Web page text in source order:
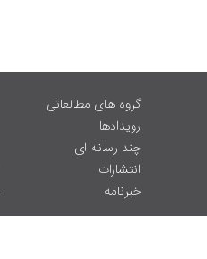
گروه های مطالعاتی
رویدادها
چند رسانه ای
انتشارات
خبرنامه